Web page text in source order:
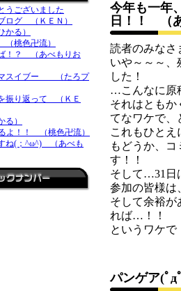
うございました
ログ （ＫＥＮ）
かる）
桃色卍流）
！？ （あべもりお
マスイブー （たろプ
振り返って （ＫＥ
る）
よ！！ （桃色卍流）
ね(；^ω^) （あべも
今年も一年
日！！ （
読者のみなさ
いや～～～、
した！
…こんなに原
それはとも
てなワケで、
これもひとえ
もどうか、
す！！
そして…31日
参加の皆様は
そして余裕が
れば…！！
というワケ
パンゲア(ﾟ